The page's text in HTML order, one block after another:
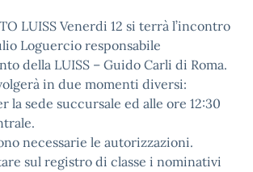
LUISS Venerdi 12 si terrà l’incontro
Loguercio responsabile
della LUISS – Guido Carli di Roma.
in due momenti diversi:
la sede succursale ed alle ore 12:30
necessarie le autorizzazioni.
sul registro di classe i nominativi